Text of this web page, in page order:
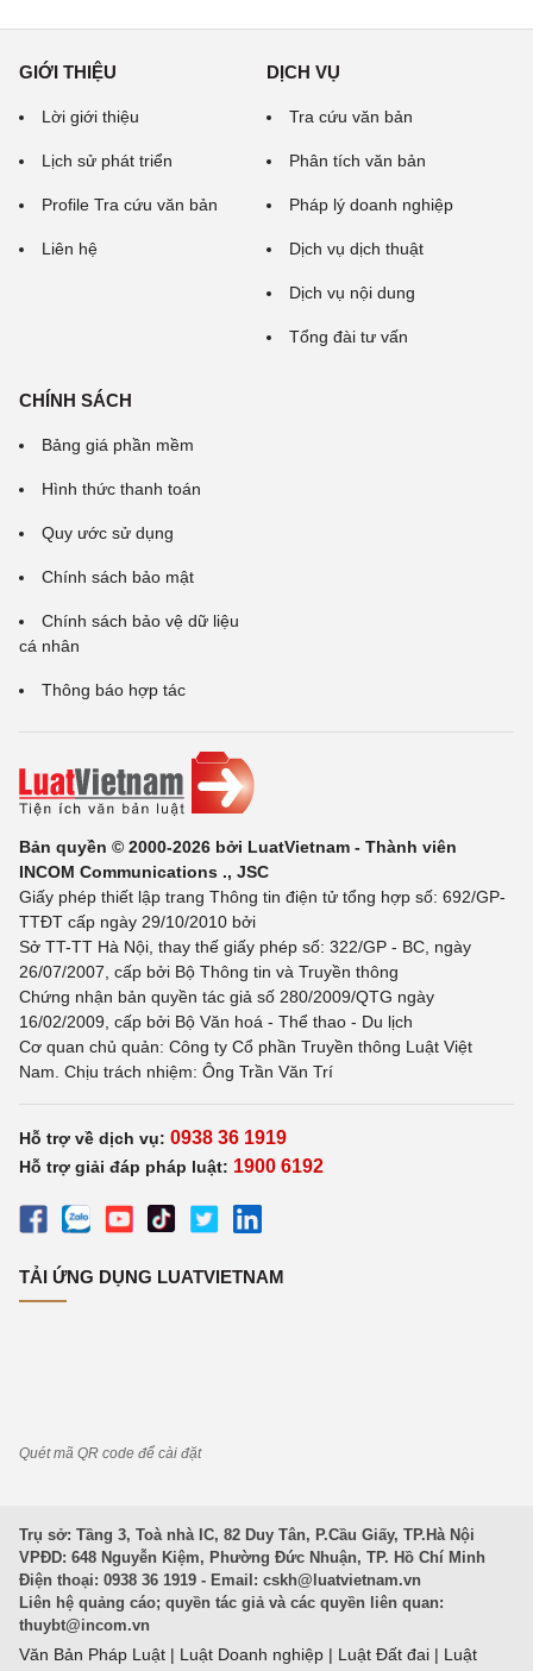
GIỚI THIỆU
Lời giới thiệu
Lịch sử phát triển
Profile Tra cứu văn bản
Liên hệ
DỊCH VỤ
Tra cứu văn bản
Phân tích văn bản
Pháp lý doanh nghiệp
Dịch vụ dịch thuật
Dịch vụ nội dung
Tổng đài tư vấn
CHÍNH SÁCH
Bảng giá phần mềm
Hình thức thanh toán
Quy ước sử dụng
Chính sách bảo mật
Chính sách bảo vệ dữ liệu
cá nhân
Thông báo hợp tác
Bản quyền © 2000-2026 bởi LuatVietnam - Thành viên
INCOM Communications ., JSC
Giấy phép thiết lập trang Thông tin điện tử tổng hợp số: 692/GP-
TTĐT cấp ngày 29/10/2010 bởi
Sở TT-TT Hà Nội, thay thế giấy phép số: 322/GP - BC, ngày
26/07/2007, cấp bởi Bộ Thông tin và Truyền thông
Chứng nhận bản quyền tác giả số 280/2009/QTG ngày
16/02/2009, cấp bởi Bộ Văn hoá - Thể thao - Du lịch
Cơ quan chủ quản: Công ty Cổ phần Truyền thông Luật Việt
Nam. Chịu trách nhiệm: Ông Trần Văn Trí
Hỗ trợ về dịch vụ: 0938 36 1919
Hỗ trợ giải đáp pháp luật: 1900 6192
TẢI ỨNG DỤNG LUATVIETNAM
Quét mã QR code để cài đặt
Trụ sở: Tầng 3, Toà nhà IC, 82 Duy Tân, P.Cầu Giấy, TP.Hà Nội
VPĐD: 648 Nguyễn Kiệm, Phường Đức Nhuận, TP. Hồ Chí Minh
Điện thoại: 0938 36 1919 - Email: cskh@luatvietnam.vn
Liên hệ quảng cáo; quyền tác giả và các quyền liên quan:
thuybt@incom.vn
Văn Bản Pháp Luật | Luật Doanh nghiệp | Luật Đất đai | Luật